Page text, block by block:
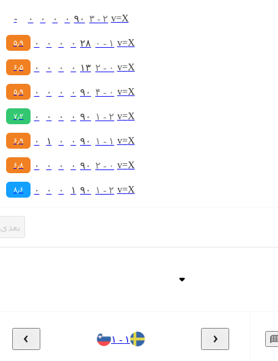
v=X ۲ - ۳ ۹۰ ۰ ۰ ۰ ۰ -
v=X ۱ - ۰ ۲۸ ۰ ۰ ۰ ۰ ۵٫۹
v=X ۰ - ۲ ۱۳ ۰ ۰ ۰ ۰ ۶٫۵
v=X ۰ - ۴ ۹۰ ۰ ۰ ۰ ۰ ۵٫۹
v=X ۲ - ۱ ۹۰ ۰ ۰ ۰ ۰ ۷٫۲
v=X ۱ - ۱ ۹۰ ۰ ۰ ۱ ۰ ۶٫۹
v=X ۰ - ۲ ۹۰ ۰ ۰ ۰ ۰ ۶٫۸
v=X ۲ - ۱ ۹۰ ۱ ۰ ۰ ۰ ۸٫۶
بعدی
۱ - ۱